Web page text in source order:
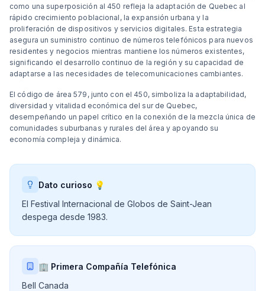
como una superposición al 450 refleja la adaptación de Quebec al
rápido crecimiento poblacional, la expansión urbana y la
proliferación de dispositivos y servicios digitales. Esta estrategia
asegura un suministro continuo de números telefónicos para nuevos
residentes y negocios mientras mantiene los números existentes,
significando el desarrollo continuo de la región y su capacidad de
adaptarse a las necesidades de telecomunicaciones cambiantes.
El código de área 579, junto con el 450, simboliza la adaptabilidad,
diversidad y vitalidad económica del sur de Quebec,
desempeñando un papel crítico en la conexión de la mezcla única de
comunidades suburbanas y rurales del área y apoyando su
economía compleja y dinámica.
Dato curioso 💡
El Festival Internacional de Globos de Saint-Jean
despega desde 1983.
🏢 Primera Compañía Telefónica
Bell Canada